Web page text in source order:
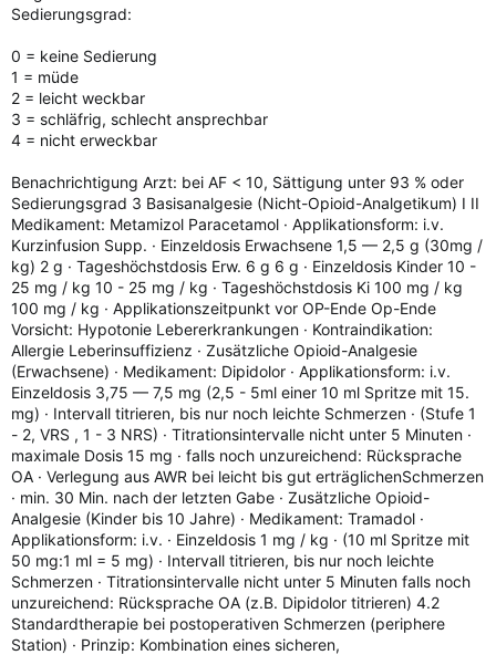
Sedierungsgrad:
0 = keine Sedierung
1 = müde
2 = leicht weckbar
3 = schläfrig, schlecht ansprechbar
4 = nicht erweckbar
Benachrichtigung Arzt: bei AF < 10, Sättigung unter 93 % oder
Sedierungsgrad 3 Basisanalgesie (Nicht-Opioid-Analgetikum) I II
Medikament: Metamizol Paracetamol · Applikationsform: i.v.
Kurzinfusion Supp. · Einzeldosis Erwachsene 1,5 — 2,5 g (30mg /
kg) 2 g · Tageshöchstdosis Erw. 6 g 6 g · Einzeldosis Kinder 10 -
25 mg / kg 10 - 25 mg / kg · Tageshöchstdosis Ki 100 mg / kg
100 mg / kg · Applikationszeitpunkt vor OP-Ende Op-Ende
Vorsicht: Hypotonie Lebererkrankungen · Kontraindikation:
Allergie Leberinsuffizienz · Zusätzliche Opioid-Analgesie
(Erwachsene) · Medikament: Dipidolor · Applikationsform: i.v.
Einzeldosis 3,75 — 7,5 mg (2,5 - 5ml einer 10 ml Spritze mit 15.
mg) · Intervall titrieren, bis nur noch leichte Schmerzen · (Stufe 1
- 2, VRS , 1 - 3 NRS) · Titrationsintervalle nicht unter 5 Minuten ·
maximale Dosis 15 mg · falls noch unzureichend: Rücksprache
OA · Verlegung aus AWR bei leicht bis gut erträglichenSchmerzen
· min. 30 Min. nach der letzten Gabe · Zusätzliche Opioid-
Analgesie (Kinder bis 10 Jahre) · Medikament: Tramadol ·
Applikationsform: i.v. · Einzeldosis 1 mg / kg · (10 ml Spritze mit
50 mg:1 ml = 5 mg) · Intervall titrieren, bis nur noch leichte
Schmerzen · Titrationsintervalle nicht unter 5 Minuten falls noch
unzureichend: Rücksprache OA (z.B. Dipidolor titrieren) 4.2
Standardtherapie bei postoperativen Schmerzen (periphere
Station) · Prinzip: Kombination eines sicheren,